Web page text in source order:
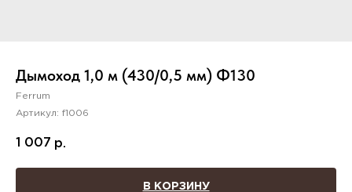
Дымоход 1,0 м (430/0,5 мм) Ф130
Ferrum
Артикул: f1006
1 007 р.
В КОРЗИНУ